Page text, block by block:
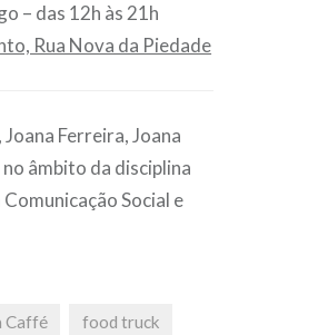
– das 12h às 21h
Rua Nova da Piedade
Ferreira, Joana
âmbito da disciplina
Social e
Caffé food truck